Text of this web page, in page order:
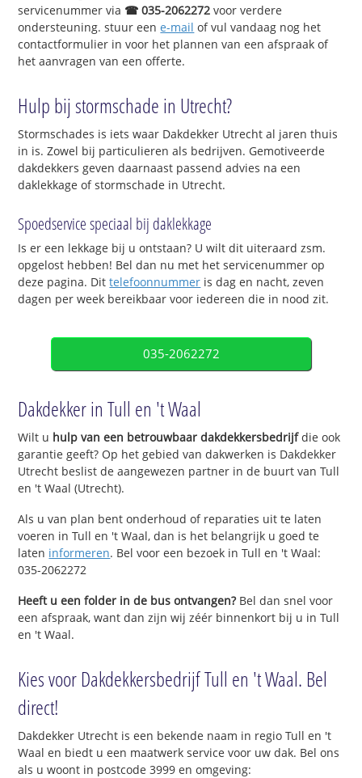
servicenummer via ☎ 035-2062272 voor verdere
ondersteuning. stuur eene-mail of vul vandaag nog het
contactformulier in voor het plannen van een afspraak of
het aanvragen van een offerte.
Hulp bij stormschade in Utrecht?
Stormschades is iets waar Dakdekker Utrecht al jaren thuis
in is. Zowel bij particulieren als bedrijven. Gemotiveerde
dakdekkers geven daarnaast passend advies na een
daklekkage of stormschade in Utrecht.
Spoedservice speciaal bij daklekkage
Is er een lekkage bij u ontstaan? U wilt dit uiteraard zsm.
opgelost hebben! Bel dan nu met het servicenummer op
deze pagina. Dittelefoonnummer is dag en nacht, zeven
dagen per week bereikbaar voor iedereen die in nood zit.
035-2062272
Dakdekker in Tull en 't Waal
Wilt u hulp van een betrouwbaar dakdekkersbedrijfdie ook
garantie geeft? Op het gebied van dakwerken is Dakdekker
Utrecht beslist de aangewezen partner in de buurt van Tull
en 't Waal (Utrecht).
Als u van plan bent onderhoud of reparaties uit te laten
voeren in Tull en 't Waal, dan is het belangrijk u goed te
laten informeren. Bel voor een bezoek in Tull en 't Waal:
035-2062272
Heeft u een folder in de bus ontvangen?Bel dan snel voor
een afspraak, want dan zijn wij zéér binnenkort bij u in Tull
en 't Waal.
Kies voor Dakdekkersbedrijf Tull en 't Waal. Bel
direct!
Dakdekker Utrecht is een bekende naam in regio Tull en 't
Waal en biedt u een maatwerk service voor uw dak. Bel ons
als u woont in postcode 3999 en omgeving: